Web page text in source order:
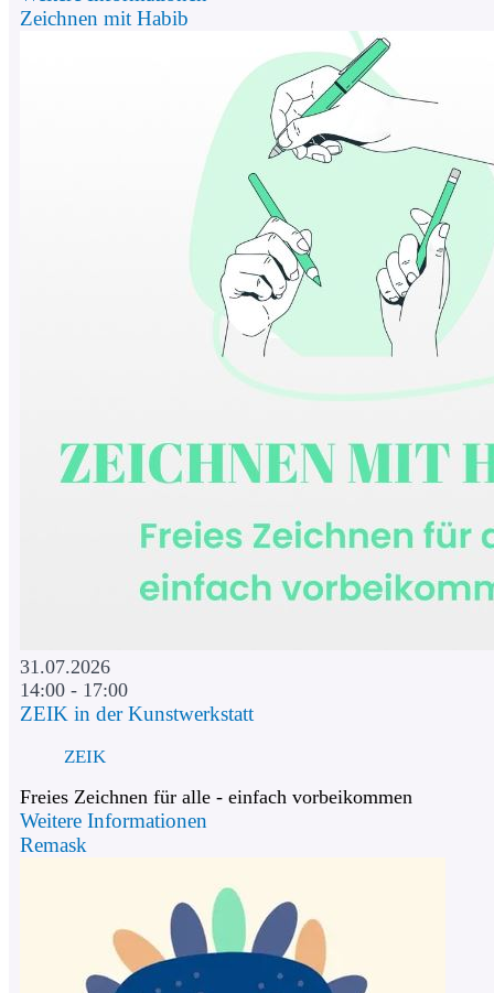
Zeichnen mit Habib
31.07.2026
14:00 - 17:00
ZEIK in der Kunstwerkstatt
ZEIK
Freies Zeichnen für alle - einfach vorbeikommen
Weitere Informationen
Remask